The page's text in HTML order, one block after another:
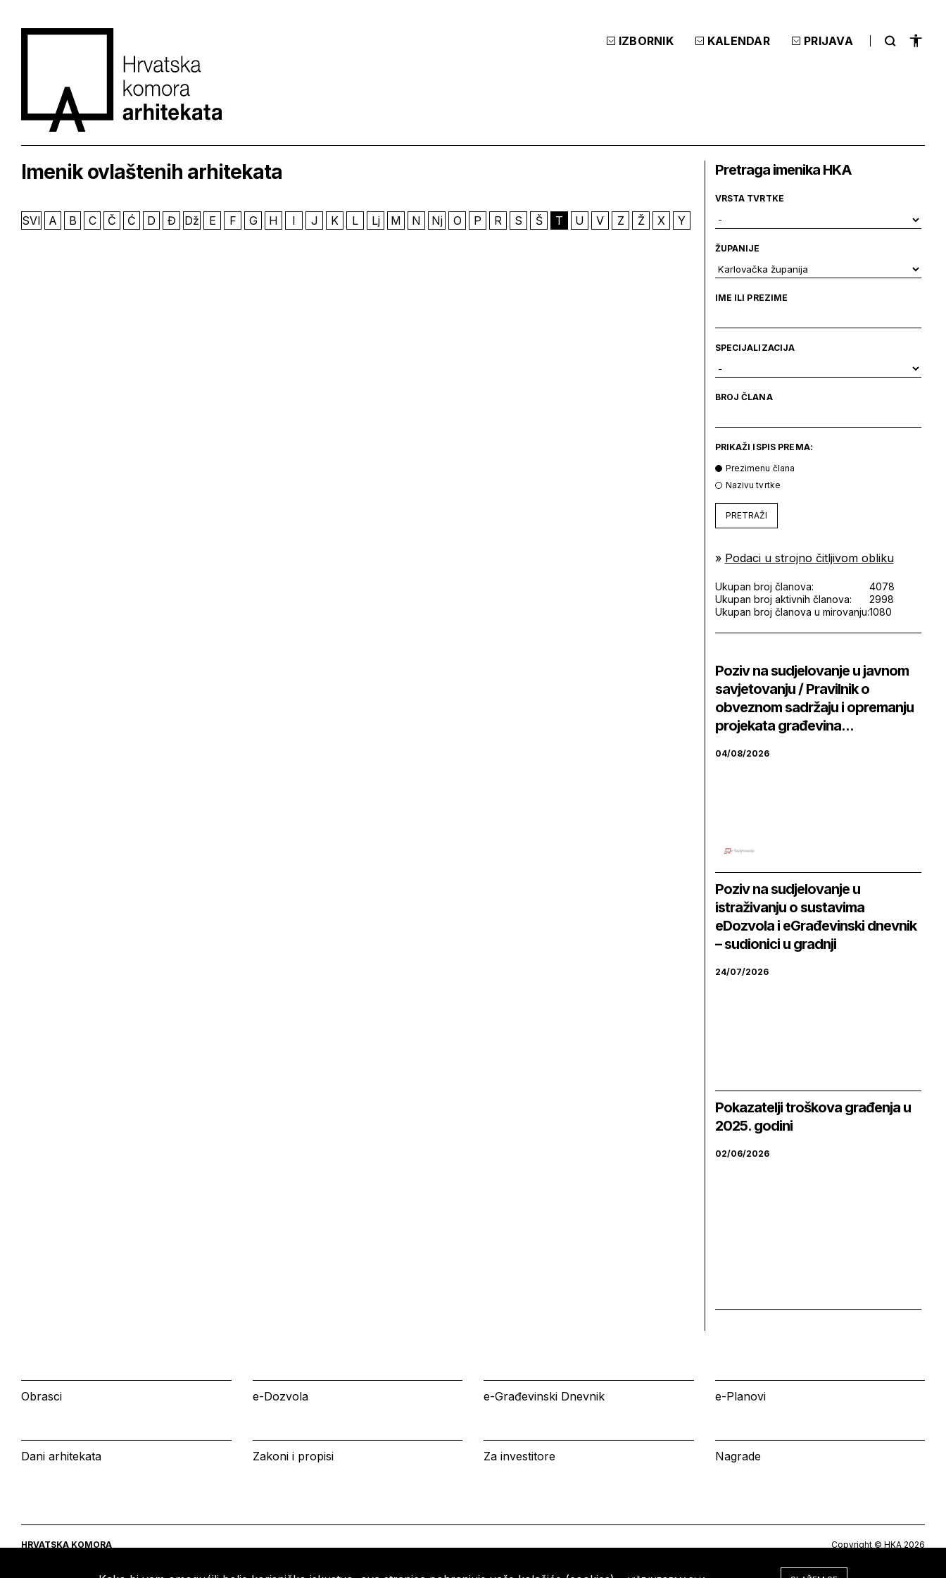
IZBORNIK KALENDAR PRIJAVA
Imenik ovlaštenih arhitekata
SVI A B C Č Ć D Đ Dž E F G H I J K L Lj M N Nj O P R S Š T U V Z Ž X Y
Pretraga imenika HKA
VRSTA TVRTKE
ŽUPANIJE
IME ILI PREZIME
SPECIJALIZACIJA
BROJ ČLANA
PRIKAŽI ISPIS PREMA:
Prezimenu člana
Nazivu tvrtke
PRETRAŽI
» Podaci u strojno čitljivom obliku
Ukupan broj članova:
4078
Ukupan broj aktivnih članova:
2998
Ukupan broj članova u mirovanju:1080
Poziv na sudjelovanje u javnom
savjetovanju / Pravilnik o
obveznom sadržaju i opremanju
projekata građevina...
04/08/2026
Poziv na sudjelovanje u
istraživanju o sustavima
eDozvola i eGrađevinski dnevnik
– sudionici u gradnji
24/07/2026
Pokazatelji troškova građenja u
2025. godini
02/06/2026
Obrasci e-Dozvola e-Građevinski Dnevnik e-Planovi
Dani arhitekata Zakoni i propisi Za investitore Nagrade
HRVATSKA KOMORA
Copyright © HKA 2026